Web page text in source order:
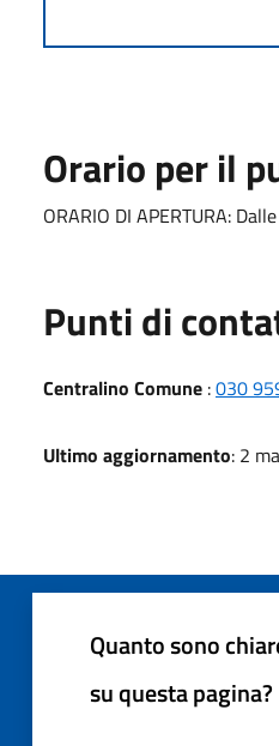
Orario per il
ORARIO DI APERTURA:
Punti di
Centralino Comune :030
Ultimo aggiornamento: 2
Quanto sono
su questa pagina?